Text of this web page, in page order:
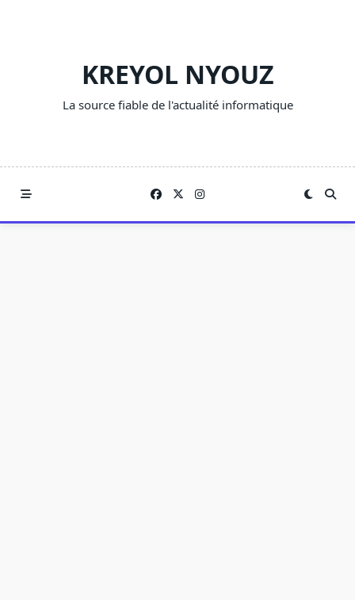
KREYOL NYOUZ
La source fiable de l'actualité informatique